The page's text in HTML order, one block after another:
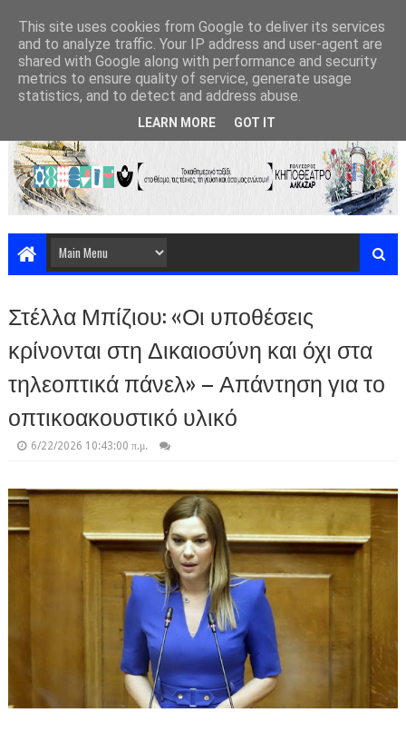
Στέλλα Μπίζιου: «Οι υποθέσεις
κρίνονται στη Δικαιοσύνη και όχι στα
τηλεοπτικά πάνελ» – Απάντηση για το
οπτικοακουστικό υλικό
6/22/2026 10:43:00 π.μ.
This site uses cookies from Google to deliver its services
and to analyze traffic. Your IP address and user-agent are
shared with Google along with performance and security
metrics to ensure quality of service, generate usage
statistics, and to detect and address abuse.
LEARN MORE GOT IT